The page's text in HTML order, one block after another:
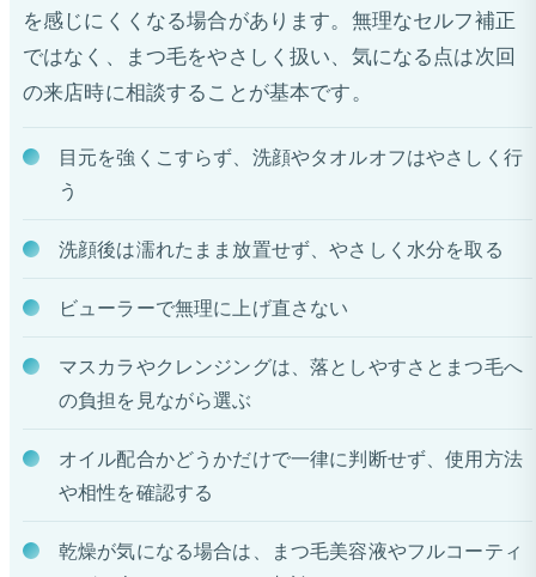
を感じにくくなる場合があります。無理なセルフ補正
ではなく、まつ毛をやさしく扱い、気になる点は次回
の来店時に相談することが基本です。
目元を強くこすらず、洗顔やタオルオフはやさしく行
う
洗顔後は濡れたまま放置せず、やさしく水分を取る
ビューラーで無理に上げ直さない
マスカラやクレンジングは、落としやすさとまつ毛へ
の負担を見ながら選ぶ
オイル配合かどうかだけで一律に判断せず、使用方法
や相性を確認する
乾燥が気になる場合は、まつ毛美容液やフルコーティ